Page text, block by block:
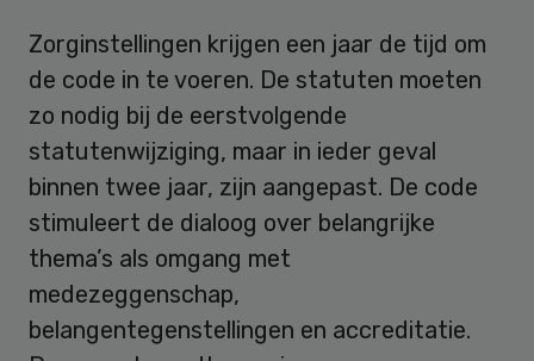
Zorginstellingen krijgen een jaar de tijd om
de code in te voeren. De statuten moeten
zo nodig bij de eerstvolgende
statutenwijziging, maar in ieder geval
binnen twee jaar, zijn aangepast. De code
stimuleert de dialoog over belangrijke
thema’s als omgang met
medezeggenschap,
belangentegenstellingen en accreditatie.